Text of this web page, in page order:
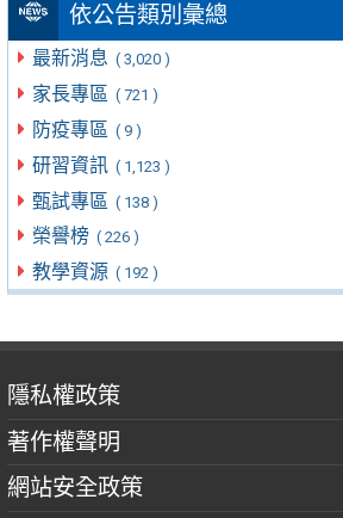
依公告類別彙總
最新消息 ( 3,020 )
家長專區 ( 721 )
防疫專區 ( 9 )
研習資訊 ( 1,123 )
甄試專區 ( 138 )
榮譽榜 ( 226 )
教學資源 ( 192 )
隱私權政策
著作權聲明
網站安全政策